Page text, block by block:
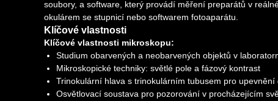
soubory, a software, který provádí měření preparátů v
okulárem se stupnicí nebo softwarem fotoaparátu.
Klíčové vlastnosti
Klíčové vlastnosti mikroskopu:
Studium obarvených a neobarvených objektů v
Mikroskopické techniky: světlé pole a fázový kontrast
Trinokulární hlava s trinokulárním tubusem pro
Osvětlovací soustava pro pozorování v procházejícím